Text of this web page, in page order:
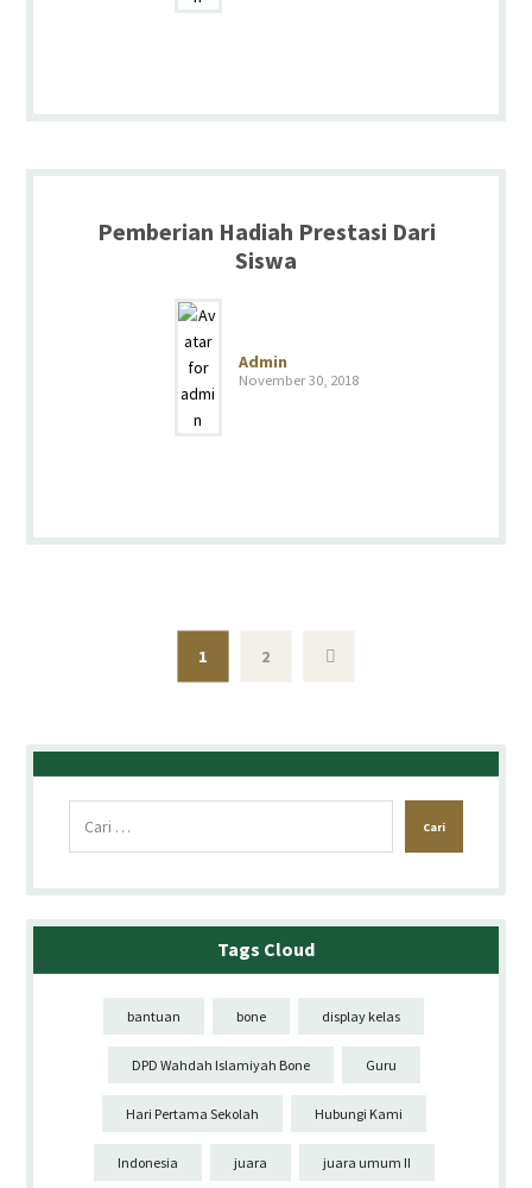
Pemberian Hadiah Prestasi Dari
Siswa
Admin
November 30, 2018
1 2
Tags Cloud
bantuan bone display kelas
DPD Wahdah Islamiyah Bone Guru
Hari Pertama Sekolah Hubungi Kami
Indonesia juara juara umum II